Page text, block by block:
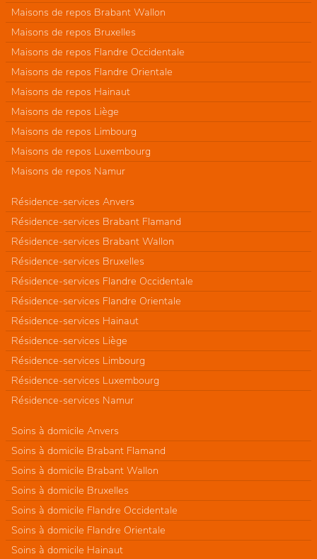
Maisons de repos Brabant Wallon
Maisons de repos Bruxelles
Maisons de repos Flandre Occidentale
Maisons de repos Flandre Orientale
Maisons de repos Hainaut
Maisons de repos Liège
Maisons de repos Limbourg
Maisons de repos Luxembourg
Maisons de repos Namur
Résidence-services Anvers
Résidence-services Brabant Flamand
Résidence-services Brabant Wallon
Résidence-services Bruxelles
Résidence-services Flandre Occidentale
Résidence-services Flandre Orientale
Résidence-services Hainaut
Résidence-services Liège
Résidence-services Limbourg
Résidence-services Luxembourg
Résidence-services Namur
Soins à domicile Anvers
Soins à domicile Brabant Flamand
Soins à domicile Brabant Wallon
Soins à domicile Bruxelles
Soins à domicile Flandre Occidentale
Soins à domicile Flandre Orientale
Soins à domicile Hainaut